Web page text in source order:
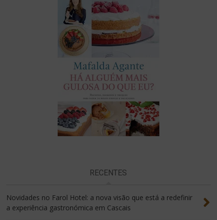
RECENTES
Novidades no Farol Hotel: a nova visão que está a redefinir
a experiência gastronómica em Cascais